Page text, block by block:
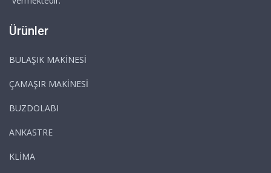
Ürünler
BULAŞIK MAKİNESİ
ÇAMAŞIR MAKİNESİ
BUZDOLABI
ANKASTRE
KLİMA